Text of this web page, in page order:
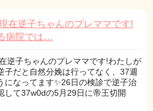
在逆子ちゃんのプレママです!
病院では…
逆子ちゃんのプレママです!わたしが
子だと自然分娩は行ってなく、37週
になってます✨26日の検診で逆子治
して37w0dの5月29日に帝王切開